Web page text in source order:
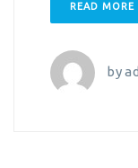
READ MORE
by